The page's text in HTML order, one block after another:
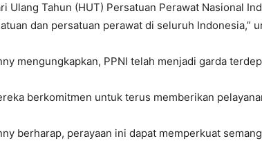
Ulang Tahun (HUT) Persatuan Perawat Nasional
dan persatuan perawat di seluruh Indonesia,”
mengungkapkan, PPNI telah menjadi garda
berkomitmen untuk terus memberikan
berharap, perayaan ini dapat memperkuat